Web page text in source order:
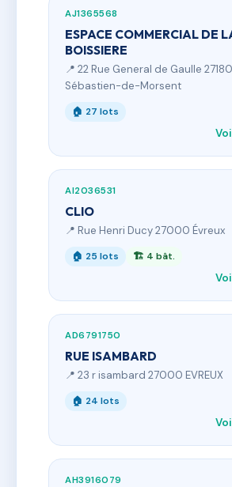
AJ1365568
ESPACE COMMERCIAL DE
BOISSIERE
📍 22 Rue General de Gaulle
Sébastien-de-Morsent
🏠 27 lots
AI2036531
CLIO
📍 Rue Henri Ducy 27000 Évreux
🏠 25 lots 🏗 4 bât.
AD6791750
RUE ISAMBARD
📍 23 r isambard 27000 EVREUX
🏠 24 lots
AH3916079